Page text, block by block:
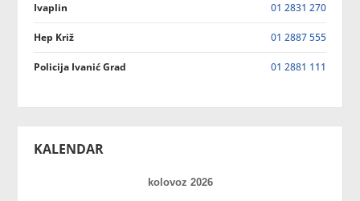
Ivaplin 01 2831 270
Hep Križ 01 2887 555
Policija Ivanić Grad 01 2881 111
KALENDAR
kolovoz 2026